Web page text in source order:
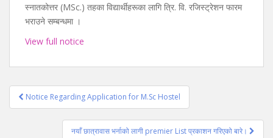
स्नातकोत्तर (MSc.) तहका विद्यार्थीहरूका लागि त्रि. वि. रजिस्ट्रेशन फारम
भराउने सम्बन्धमा ।
View full notice
Post
navigation
Notice Regarding Application for M.Sc Hostel
नयाँ छात्रावास भर्नाको लागी premier List प्रकाशन गरिएको बारे।